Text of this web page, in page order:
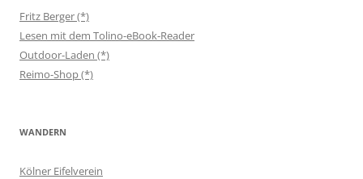
Fritz Berger (*)
Lesen mit dem Tolino-eBook-Reader
Outdoor-Laden (*)
Reimo-Shop (*)
WANDERN
Kölner Eifelverein